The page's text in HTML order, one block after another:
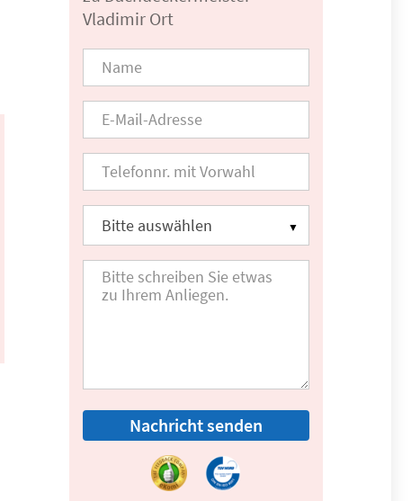
Vladimir Ort
Nachricht senden